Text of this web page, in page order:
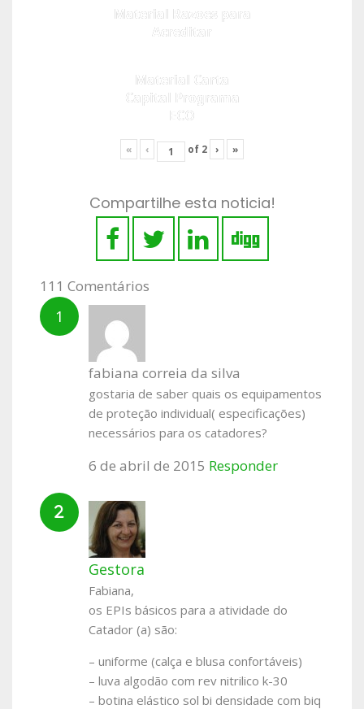
Material Razoes para
Acreditar
Material Carta
Capital Programa
ECO
« ‹ of 2 › »
Compartilhe esta noticia!
111 Comentários
fabiana correia da silva
gostaria de saber quais os equipamentos
de proteção individual( especificações)
necessários para os catadores?
6 de abril de 2015 Responder
Gestora
Fabiana,
os EPIs básicos para a atividade do
Catador (a) são:
– uniforme (calça e blusa confortáveis)
– luva algodão com rev nitrilico k-30
– botina elástico sol bi densidade com biq